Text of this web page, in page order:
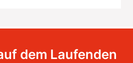
dem Laufenden